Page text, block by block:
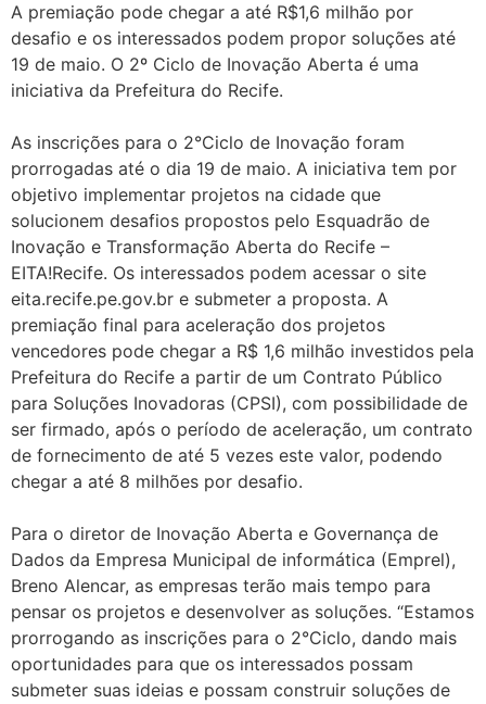
A premiação pode chegar a até R$1,6 milhão por
desafio e os interessados podem propor soluções até
19 de maio. O 2º Ciclo de Inovação Aberta é uma
iniciativa da Prefeitura do Recife.
As inscrições para o 2°Ciclo de Inovação foram
prorrogadas até o dia 19 de maio. A iniciativa tem por
objetivo implementar projetos na cidade que
solucionem desafios propostos pelo Esquadrão de
Inovação e Transformação Aberta do Recife –
EITA!Recife. Os interessados podem acessar o site
eita.recife.pe.gov.br e submeter a proposta. A
premiação final para aceleração dos projetos
vencedores pode chegar a R$ 1,6 milhão investidos pela
Prefeitura do Recife a partir de um Contrato Público
para Soluções Inovadoras (CPSI), com possibilidade de
ser firmado, após o período de aceleração, um contrato
de fornecimento de até 5 vezes este valor, podendo
chegar a até 8 milhões por desafio.
Para o diretor de Inovação Aberta e Governança de
Dados da Empresa Municipal de informática (Emprel),
Breno Alencar, as empresas terão mais tempo para
pensar os projetos e desenvolver as soluções. “Estamos
prorrogando as inscrições para o 2°Ciclo, dando mais
oportunidades para que os interessados possam
submeter suas ideias e possam construir soluções de